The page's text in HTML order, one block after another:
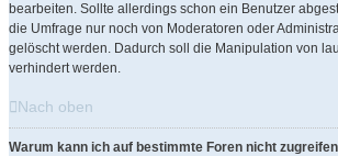
bearbeiten. Sollte allerdings schon ein Benutzer
die Umfrage nur noch von Moderatoren oder
gelöscht werden. Dadurch soll die Manipulation von
verhindert werden.
Nach oben
Warum kann ich auf bestimmte Foren nicht